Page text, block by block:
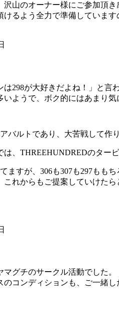
山のオーナー様にご参加頂き
るよう全力で準備していま
298が大好きだよね！」と言わ
ようで、ボク的にはあまり
バルトであり、大苦戦して
、THREEHUNDREDのタ
ますが、306も307も297ももち
れからもご提案していけたら
グチのサークル活動でした。
のコンディションも、ご一緒